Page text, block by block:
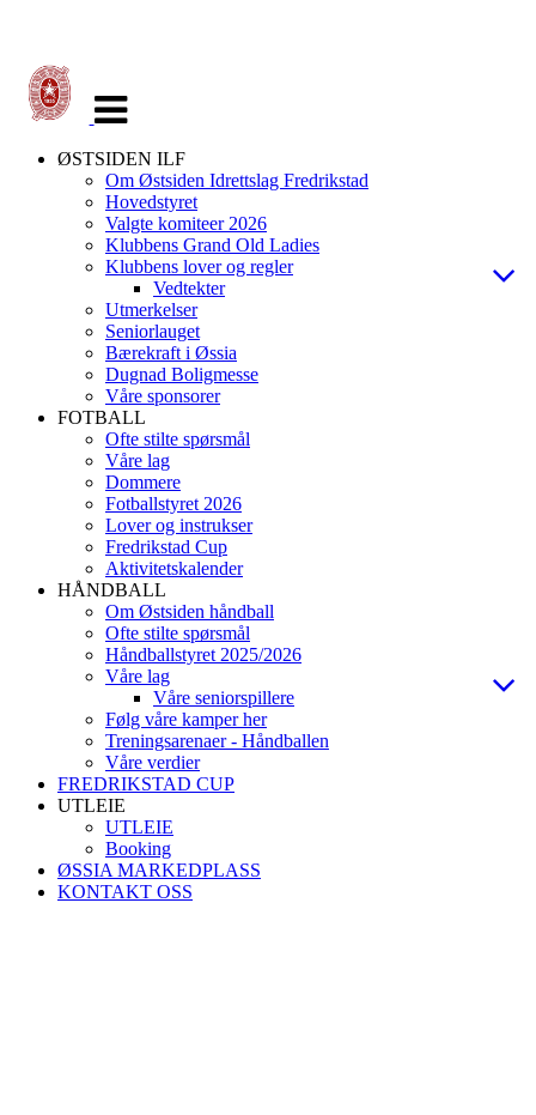
navigasjon
ØSTSIDEN ILF
Om Østsiden Idrettslag Fredrikstad
Hovedstyret
Valgte komiteer 2026
Klubbens Grand Old Ladies
Klubbens lover og regler
Vedtekter
Utmerkelser
Seniorlauget
Bærekraft i Øssia
Dugnad Boligmesse
Våre sponsorer
FOTBALL
Ofte stilte spørsmål
Våre lag
Dommere
Fotballstyret 2026
Lover og instrukser
Fredrikstad Cup
Aktivitetskalender
HÅNDBALL
Om Østsiden håndball
Ofte stilte spørsmål
Håndballstyret 2025/2026
Våre lag
Våre seniorspillere
Følg våre kamper her
Treningsarenaer - Håndballen
Våre verdier
FREDRIKSTAD CUP
UTLEIE
UTLEIE
Booking
ØSSIA MARKEDPLASS
KONTAKT OSS